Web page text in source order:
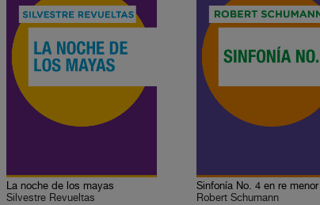
La noche de los mayas
Silvestre Revueltas
Sinfonía No. 4 en re menor
Robert Schumann